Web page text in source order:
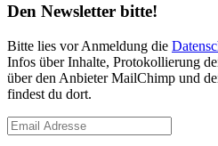
Den Newsletter bitte!
Bitte lies vor Anmeldung die
Infos über Inhalte, Protokollierung
über den Anbieter MailChimp und
findest du dort.